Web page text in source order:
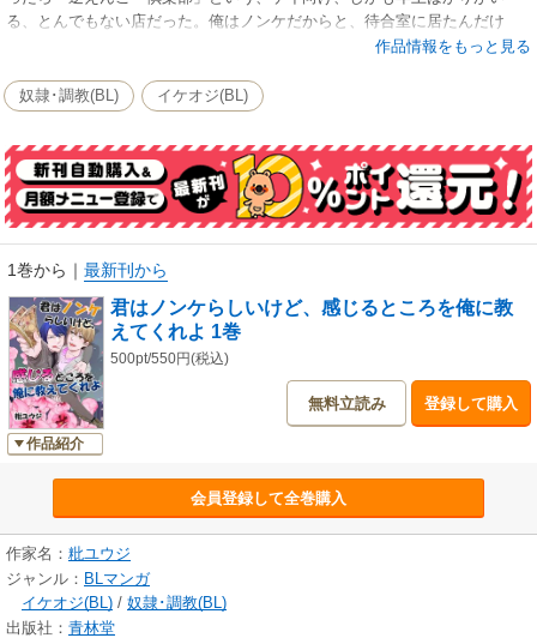
る、とんでもない店だった。俺はノンケだからと、待合室に居たんだけ
ど、そこで柄の悪いおっさんに話しかけられ…あれっ気が付いたらベッド
作品情報をもっと見る
奴隷･調教(BL) イケオジ(BL)
1巻から ｜ 最新刊から
作品紹介
君はノンケらしいけど、感じるところを俺に教
えてくれよ 1巻
500pt/550円(税込)
無料立読み 登録して購入
会員登録して全巻購入
作家名： 粃ユウジ
ジャンル： BLマンガ
イケオジ(BL) / 奴隷･調教(BL)
出版社： 青林堂